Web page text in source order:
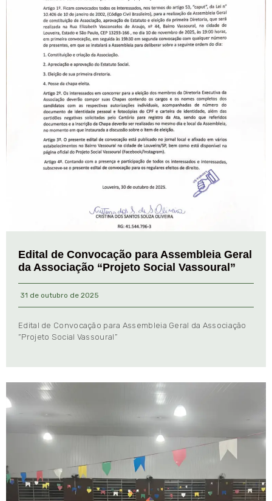
Edital de Convocação para Assembleia Geral
da Associação “Projeto Social Vassoural”
31 de outubro de 2025
Edital de Convocação para Assembleia Geral da Associação
“Projeto Social Vassoural”